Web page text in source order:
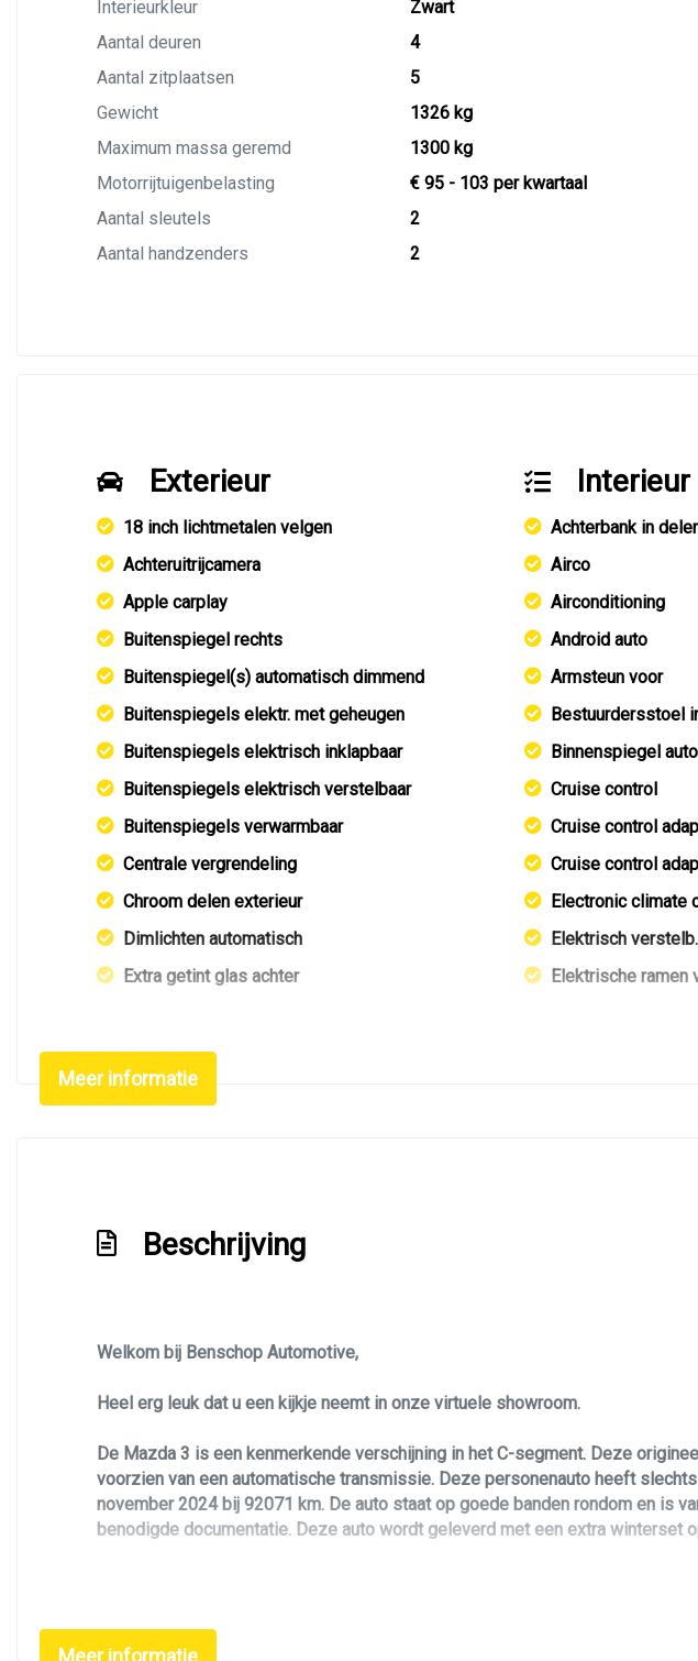
Interieurkleur
Zwart
Aantal deuren
4
Aantal zitplaatsen
5
Gewicht
1326 kg
Maximum massa geremd
1300 kg
Motorrijtuigenbelasting
€ 95 - 103 per kwartaal
Aantal sleutels
2
Aantal handzenders
2
Exterieur
18 inch lichtmetalen velgen
Achteruitrijcamera
Apple carplay
Buitenspiegel rechts
Buitenspiegel(s) automatisch dimmend
Buitenspiegels elektr. met geheugen
Buitenspiegels elektrisch inklapbaar
Buitenspiegels elektrisch verstelbaar
Buitenspiegels verwarmbaar
Centrale vergrendeling
Chroom delen exterieur
Dimlichten automatisch
Extra getint glas achter
Keyless entry
Koplampen adaptief
Led koplampen
Metaal-/micakleur
Parkeersensor achter
Parkeersensor voor
Radar cruise control (acc)
Interieur
Achterbank in
Airco
Airconditioning
Android auto
Armsteun voor
Bestuurdersstoel
Binnenspiegel
Cruise control
Cruise control
Cruise control
Electronic climate
Elektrisch
Elektrische ramen
Stuur verwarmd
Voorstoelen
Meer informatie
Beschrijving
Welkom bij Benschop Automotive,
Heel erg leuk dat u een kijkje neemt in onze virtuele showroom.
De Mazda 3 is een kenmerkende verschijning in het C-segment. Deze
voorzien van een automatische transmissie. Deze personenauto heeft
november 2024 bij 92071 km. De auto staat op goede banden rondom en is
benodigde documentatie. Deze auto wordt geleverd met een extra winterset
Zoekt u een leuke, betrouwbare, luxe en unieke personenauto!? Dan biedt
lichtmetalen velgen. Verder is de Mazda 3 is voorzien van airco/climate
Meer informatie